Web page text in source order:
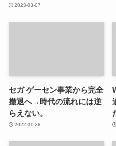
2023-03-07
セガ ゲーセン事業から完全
撤退へ→時代の流れには逆
らえない。
2022-01-28